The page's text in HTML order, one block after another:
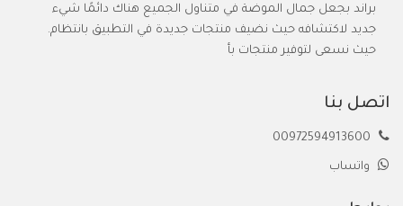
براند بجعل جمال الموضة في متناول الجميع هناك دائمًا شيء
جديد لاكتشافه حيث نضيف منتجات جديدة في التطبيق بانتظام.
حيث نسعى لتوفير منتجات بأ
اتصل بنا
واتساب